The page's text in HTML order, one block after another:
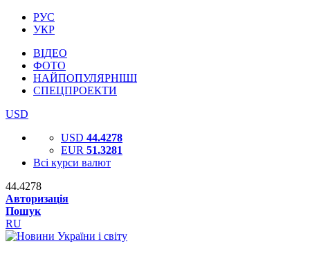
РУС
УКР
ВІДЕО
ФОТО
НАЙПОПУЛЯРНІШІ
СПЕЦПРОЕКТИ
USD
USD 44.4278
EUR 51.3281
Всі курси валют
44.4278
Авторизація
Пошук
RU